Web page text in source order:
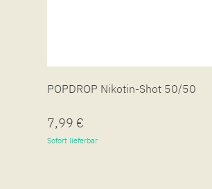
POPDROP Nikotin-Shot 50/50
7,99 €
Sofort lieferbar